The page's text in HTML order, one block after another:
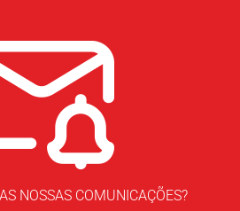
NOSSAS COMUNICAÇÕES?